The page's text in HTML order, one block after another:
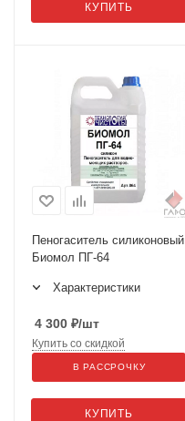
КУПИТЬ
Пеногаситель силиконовый
Биомол ПГ-64
Характеристики
4 300 ₽/шт
КУПИТЬ
Купить со скидкой
В РАССРОЧКУ